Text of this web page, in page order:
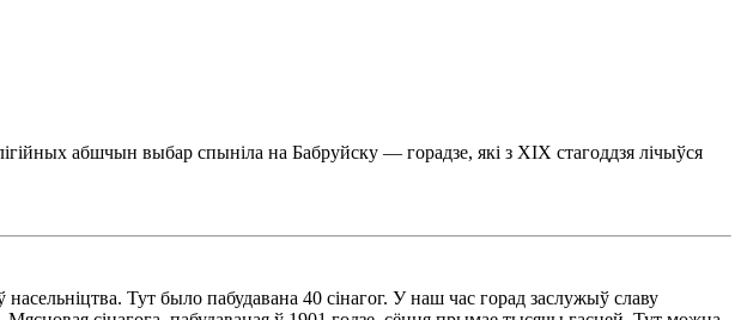
абшчын выбар спыніла на Бабруйску — горадзе, які з ХІХ стагоддзя лічыўся
Тут было пабудавана 40 сінагог. У наш час горад заслужыў славу